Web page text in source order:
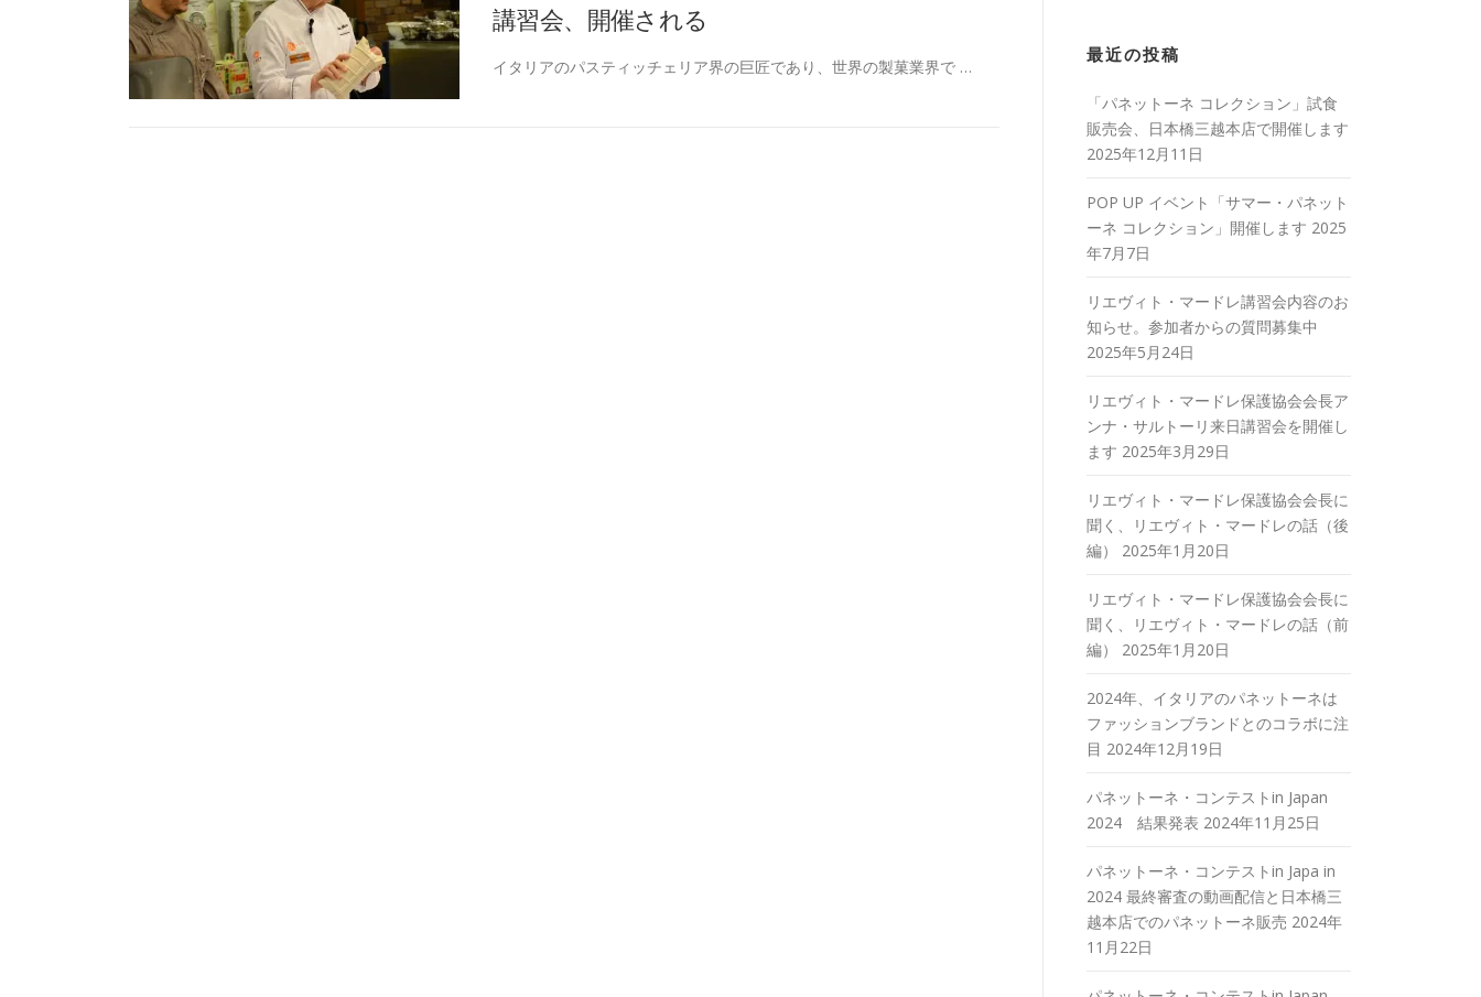
講習会、開催される
イタリアのパスティッチェリア界の巨匠であり、世界の製菓業界で …
最近の投稿
「パネットーネ コレクション」試食
販売会、日本橋三越本店で開催します
2025年12月11日
POP UP イベント「サマー・パネット
ーネ コレクション」開催します 2025
年7月7日
リエヴィト・マードレ講習会内容のお
知らせ。参加者からの質問募集中
2025年5月24日
リエヴィト・マードレ保護協会会長ア
ンナ・サルトーリ来日講習会を開催し
ます 2025年3月29日
リエヴィト・マードレ保護協会会長に
聞く、リエヴィト・マードレの話（後
編）
2025年1月20日
リエヴィト・マードレ保護協会会長に
聞く、リエヴィト・マードレの話（前
編）
2025年1月20日
2024年、イタリアのパネットーネは
ファッションブランドとのコラボに注
目 2024年12月19日
パネットーネ・コンテストin Japan
2024 結果発表 2024年11月25日
パネットーネ・コンテストin Japa in
2024 最終審査の動画配信と日本橋三
越本店でのパネットーネ販売 2024年
11月22日